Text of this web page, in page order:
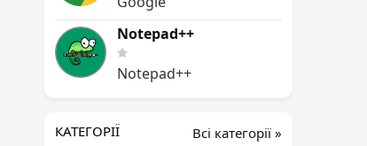
Notepad++
Notepad++
Всі категорії »
КАТЕГОРІЇ